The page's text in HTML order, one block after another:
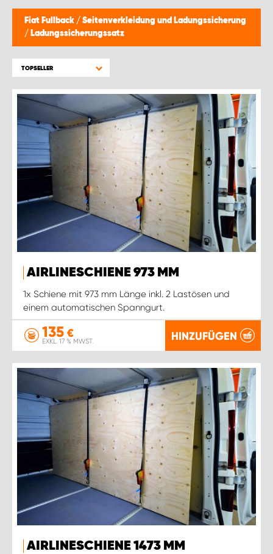
Fiat Fullback / Seitenverkleidung und Ladungssicherung
/ Ladungssicherungssatz
TOPSELLER
AIRLINESCHIENE 973 MM
1x Schiene mit 973 mm Länge inkl. 2 Lastösen und
einem automatischen Spanngurt.
135 €
EXKL. 17 % MWST. HINZUFÜGEN
AIRLINESCHIENE 1473 MM